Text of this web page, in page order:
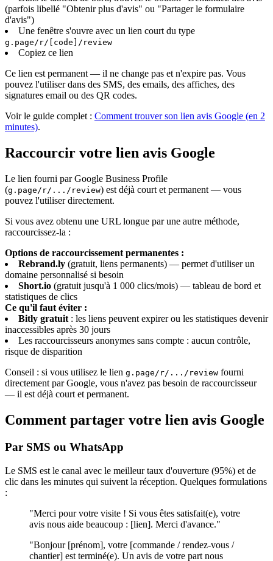
(parfois libellé "Obtenir plus d'avis" ou "Partager le formulaire
d'avis")
Une fenêtre s'ouvre avec un lien court du type
g.page/r/[code]/review
Copiez ce lien
Ce lien est permanent — il ne change pas et n'expire pas. Vous
pouvez l'utiliser dans des SMS, des emails, des affiches, des
signatures email ou des QR codes.
Voir le guide complet : Comment trouver son lien avis Google (en 2
minutes).
Raccourcir votre lien avis Google
Le lien fourni par Google Business Profile
(g.page/r/.../review) est déjà court et permanent — vous
pouvez l'utiliser directement.
Si vous avez obtenu une URL longue par une autre méthode,
raccourcissez-la :
Options de raccourcissement permanentes :
Rebrand.ly (gratuit, liens permanents) — permet d'utiliser un
domaine personnalisé si besoin
Short.io (gratuit jusqu'à 1 000 clics/mois) — tableau de bord et
statistiques de clics
Ce qu'il faut éviter :
Bitly gratuit : les liens peuvent expirer ou les statistiques devenir
inaccessibles après 30 jours
Les raccourcisseurs anonymes sans compte : aucun contrôle,
risque de disparition
Conseil : si vous utilisez le lien g.page/r/.../review fourni
directement par Google, vous n'avez pas besoin de raccourcisseur
— il est déjà court et permanent.
Comment partager votre lien avis Google
Par SMS ou WhatsApp
Le SMS est le canal avec le meilleur taux d'ouverture (95%) et de
clic dans les minutes qui suivent la réception. Quelques formulations
:
"Merci pour votre visite ! Si vous êtes satisfait(e), votre
avis nous aide beaucoup : [lien]. Merci d'avance."
"Bonjour [prénom], votre [commande / rendez-vous /
chantier] est terminé(e). Un avis de votre part nous